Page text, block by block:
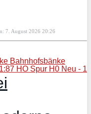
7. August 2026 20:26